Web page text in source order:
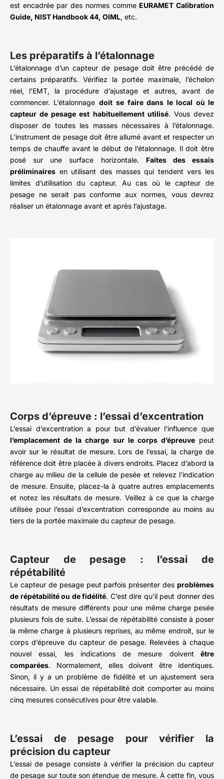
est encadrée par des normes comme EURAMET Calibration
Guide, NIST Handbook 44, OIML, etc.
Les préparatifs à l’étalonnage
L’étalonnage d’un capteur de pesage doit être précédé de
certains préparatifs. Vérifiez la portée maximale, l’échelon
réel, l’EMT, la procédure d’ajustage et autres, avant de
commencer. L’étalonnage doit se faire dans le local où le
capteur de pesage est habituellement utilisé. Vous devez
disposer de toutes les masses nécessaires à l’étalonnage.
L’instrument de pesage doit être allumé avant et respecter un
temps de chauffe avant le début de l’étalonnage. Il doit être
posé sur une surface horizontale. Faites des essais
préliminaires en utilisant des masses qui tendent vers les
limites d’utilisation du capteur. Au cas où le capteur de
pesage ne serait pas conforme aux normes, vous devrez
réaliser un étalonnage avant et après l’ajustage.
Corps d’épreuve : l’essai d’excentration
L’essai d’excentration a pour but d’évaluer l’influence que
l’emplacement de la charge sur le corps d’épreuvepeut
avoir sur le résultat de mesure. Lors de l’essai, la charge de
référence doit être placée à divers endroits. Placez d’abord la
charge au milieu de la cellule de pesée et relevez l’indication
de mesure. Ensuite, placez-la à quatre autres emplacements
et notez les résultats de mesure. Veillez à ce que la charge
utilisée pour l’essai d’excentration corresponde au moins au
tiers de la portée maximale du capteur de pesage.
Capteur de pesage : l’essai de
répétabilité
Le capteur de pesage peut parfois présenter des problèmes
de répétabilité ou de fidélité. C’est dire qu’il peut donner des
résultats de mesure différents pour une même charge pesée
plusieurs fois de suite. L’essai de répétabilité consiste à poser
la même charge à plusieurs reprises, au même endroit, sur le
corps d’épreuve du capteur de pesage. Relevées à chaque
nouvel essai, les indications de mesure doivent être
comparées. Normalement, elles doivent être identiques.
Sinon, il y a un problème de fidélité et un ajustement sera
nécessaire. Un essai de répétabilité doit comporter au moins
cinq mesures consécutives pour être valable.
L’essai de pesage pour vérifier la
précision du capteur
L’essai de pesage consiste à vérifier la précision du capteur
de pesage sur toute son étendue de mesure. À cette fin, vous